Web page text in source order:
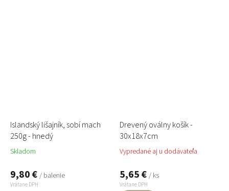
Islandský lišajník, sobí mach
250g - hnedý
Skladom
9,80 € / balenie
Vrátane DPH
Drevený oválny košík -
30x18x7cm
Vypredané aj u dodávateľa
5,65 € / ks
Vrátane DPH